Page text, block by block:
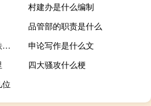
村建办是什么编制
品管部的职责是什么
深圳北站到福田口岸坐地铁要多久
申论写作是什么文
四大骚攻什么梗